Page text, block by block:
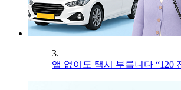
3.
앱 없이도 택시 부릅니다 “120